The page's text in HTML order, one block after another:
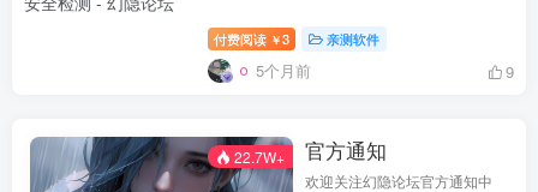
付费阅读 ￥3 亲测软件
5个月前 9
22.7W+ 官方通知
欢迎关注幻隐论坛官方通知中